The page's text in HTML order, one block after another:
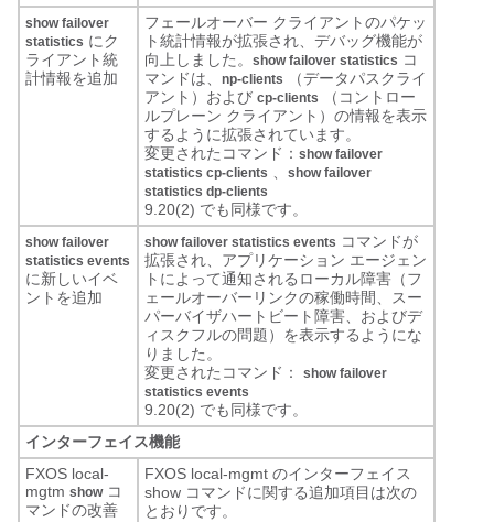
show failover
statistics にク
ライアント統
計情報を追加
フェールオーバー クライアントのパケッ
ト統計情報が拡張され、デバッグ機能が
向上しました。 show failover statistics コ
マンドは、 np-clients
（データパスクライ
アント）および cp-clients
（コントロー
ルプレーン クライアント）の情報を表示
するように拡張されています。
変更されたコマンド： show failover
statistics cp-clients
show failover
statistics dp-clients
9.20(2) でも同様です。
show failover
statistics events
に新しいイベ
ントを追加
show failover statistics events コマンドが
拡張され、アプリケーション エージェン
トによって通知されるローカル障害（フ
ェールオーバーリンクの稼働時間、スー
パーバイザハートビート障害、およびデ
ィスクフルの問題）を表示するようにな
りました。
変更されたコマンド： show failover
statistics events
9.20(2) でも同様です。
インターフェイス機能
FXOS local-
mgtm show コ
マンドの改善
FXOS local-mgmt のインターフェイス
show コマンドに関する追加項目は次の
とおりです。